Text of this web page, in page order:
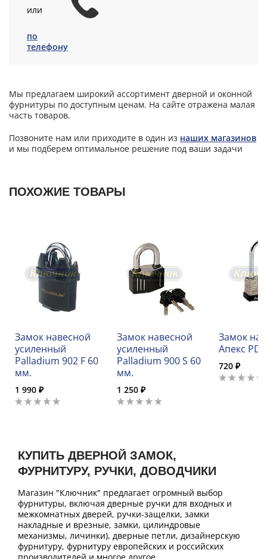
или
по
телефону
Мы предлагаем широкий ассортимент дверной и оконной
фурнитуры по доступным ценам. На сайте отражена малая
часть товаров.
Позвоните нам или приходите в один из наших магазинов
и мы подберем оптимальное решение под ваши задачи
ПОХОЖИЕ ТОВАРЫ
Замок навесной
усиленный
Palladium 902 F 60
мм.
1 990 ₽
Замок навесной
усиленный
Palladium 900 S 60
мм.
1 250 ₽
Замок
Апекс
720 ₽
КУПИТЬ ДВЕРНОЙ ЗАМОК,
ФУРНИТУРУ, РУЧКИ, ДОВОДЧИКИ
Магазин "Ключник" предлагает огромный выбор
фурнитуры, включая дверные ручки для входных и
межкомнатных дверей, ручки-защелки, замки
накладные и врезные, замки, цилиндровые
механизмы, личинки), дверные петли, дизайнерскую
фурнитуру, фурнитуру европейских и российских